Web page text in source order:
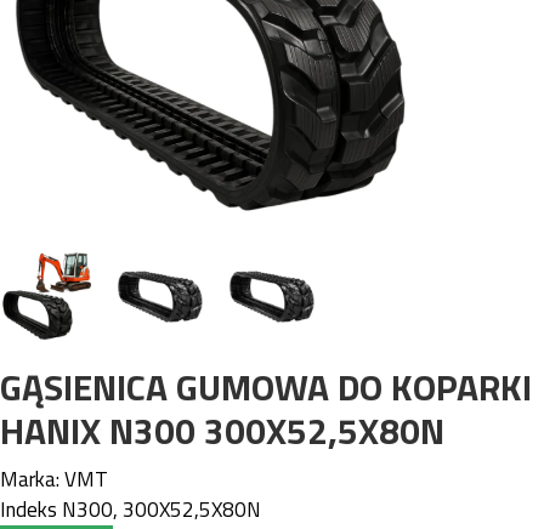
GĄSIENICA GUMOWA DO KOPARKI
HANIX N300 300X52,5X80N
Marka:VMT
Indeks N300, 300X52,5X80N